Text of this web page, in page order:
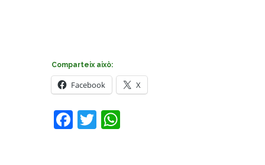
Comparteix això:
Facebook X
Facebook
Twitter